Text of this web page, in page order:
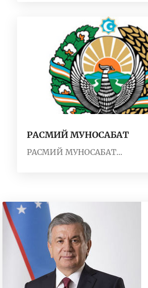
РАСМИЙ МУНОСАБАТ
РАСМИЙ МУНОСАБАТ...